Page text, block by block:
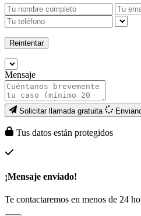
Reintentar
Mensaje
Solicitar llamada gratuita
Tus datos están protegidos
¡Mensaje enviado!
Te contactaremos en menos de 24